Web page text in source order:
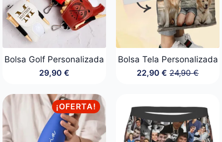
Bolsa Golf Personalizada
29,90 €
Bolsa Tela Personalizada
24,90€
El
era:
24,90 €.
22,90€ El
es:
22,90 €.
¡OFERTA!